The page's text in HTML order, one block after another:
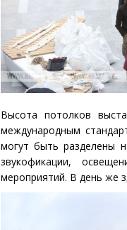
Высота потолков
международным
могут быть разделены
звукофикации,
мероприятий. В день же